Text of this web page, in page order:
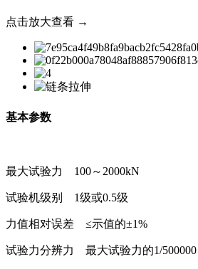
点击放大查看 →
基本参数
最大试验力 100～2000kN
试验机级别 1级或0.5级
力值相对误差 ≤示值的±1%
试验力分辨力 最大试验力的1/